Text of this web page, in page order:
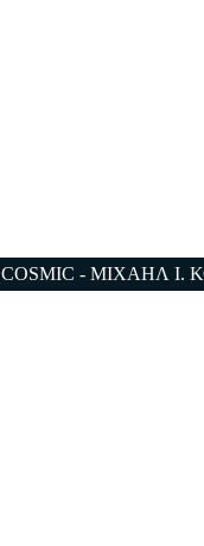
COSMIC - ΜΙΧΑΗΛ Ι.